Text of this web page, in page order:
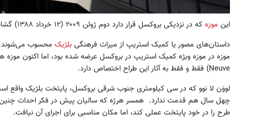
این موزه که در نزدیکی بروکسل قرار دارد دوم ژوئن ۲۰۰۹ (۱۲ خرداد ۱۳۸۸) گشایش یافت.
داستان‌های مصور یا کمیک استریپ ‌از میراث فرهنگی بلژیک محسوب می‌شوند.
Neuve) فقط و فقط به آثار این طراح اختصاص دارد.
لووَن لا نوو که در سی کیلومتری جنوب شرقی بروکسل، پایتخت بلژیک
چهل سال هم قدمت ندارد. همسر هرژه که سالیان پیش در فکر احداث
طرح را در خود پایتخت عملی کند، اما مکان مناسبی برای اجرای آن نیافت.